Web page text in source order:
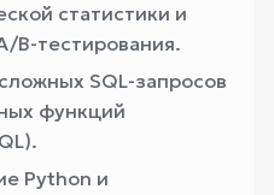
статистики и
B-тестирования.
SQL-запросов
функций
Python и